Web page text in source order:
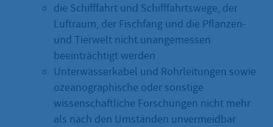
die Schifffahrt und Schifffahrtswege, der
Luftraum, der Fischfang und die Pflanzen-
und Tierwelt nicht unangemessen
beeinträchtigt werden
Unterwasserkabel und Rohrleitungen sowie
ozeanographische oder sonstige
wissenschaftliche Forschungen nicht mehr
als nach den Umständen unvermeidbar